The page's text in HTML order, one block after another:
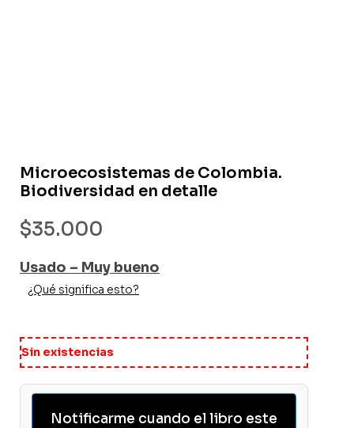
Microecosistemas de Colombia.
Biodiversidad en detalle
$35.000
Usado – Muy bueno
¿Qué significa esto?
Sin existencias
Notificarme cuando el libro este